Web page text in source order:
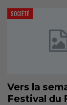
SOCIÉTÉ
Vers la
Festival du